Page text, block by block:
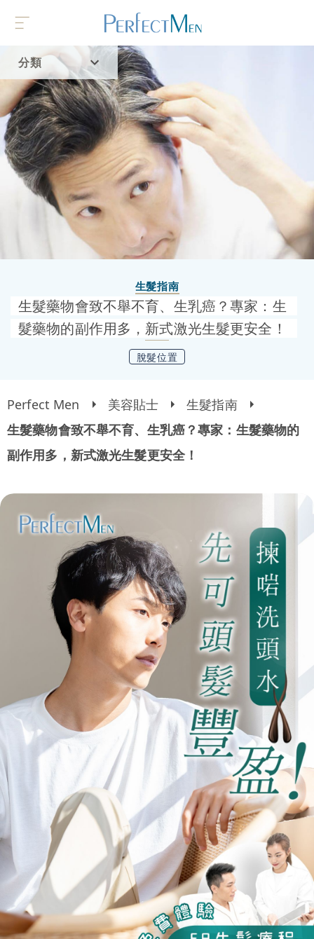
分類
首頁
流行趨勢
生髮指南
生髮藥物會致不舉不育、生乳癌？專家：生
髮藥物的副作用多，新式激光生髮更安全！
脫髮位置
Perfect Men 美容貼士
生髮指南
生髮藥物會致不舉不育、生乳癌？專家：生髮藥物的
副作用多，新式激光生髮更安全！